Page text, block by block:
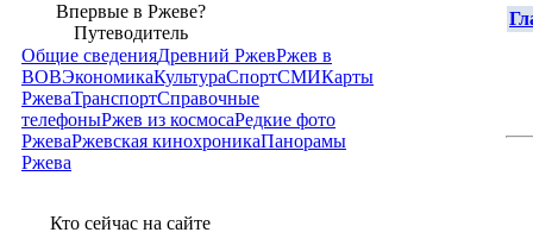
Впервые в Ржеве?
Путеводитель
Общие сведенияДревний РжевРжев в
ВОВЭкономикаКультураСпортСМИКарты
РжеваТранспортСправочные
телефоныРжев из космосаРедкие фото
РжеваРжевская кинохроникаПанорамы
Ржева
Кто сейчас на сайте